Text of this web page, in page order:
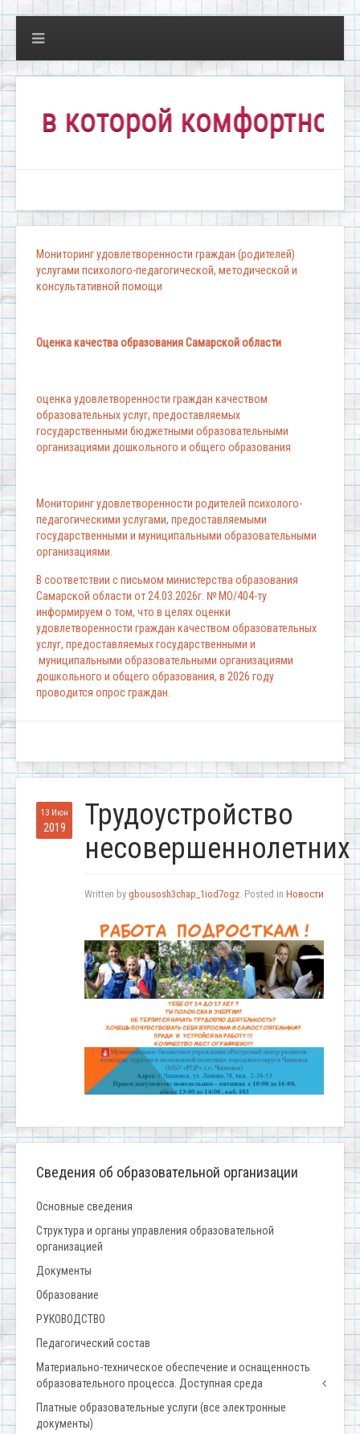
комфортно всем!"
Мониторинг удовлетворенности граждан (родителей)
услугами психолого-педагогической, методической и
консультативной помощи
Оценка качества образования Самарской области
оценка удовлетворенности граждан качеством
образовательных услуг, предоставляемых
государственными бюджетными образовательными
организациями дошкольного и общего образования
Мониторинг удовлетворенности родителей психолого-
педагогическими услугами, предоставляемыми
государственными и муниципальными образовательными
организациями.
В соответствии с письмом министерства образования
Самарской области от 24.03.2026г. № МО/404-ту
информируем о том, что в целях оценки
удовлетворенности граждан качеством образовательных
услуг, предоставляемых государственными и
муниципальными образовательными организациями
дошкольного и общего образования, в 2026 году
проводится опрос граждан.
13 Июн
2019
Трудоустройство
несовершеннолетних
Written by gbousosh3chap_1iod7ogz. Posted in Новости
Сведения об образовательной организации
Основные сведения
Структура и органы управления образовательной
организацией
Документы
Образование
РУКОВОДСТВО
Педагогический состав
Материально-техническое обеспечение и оснащенность
образовательного процесса. Доступная среда
Платные образовательные услуги (все электронные
документы)